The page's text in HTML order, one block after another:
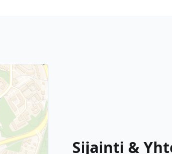
Sijainti &